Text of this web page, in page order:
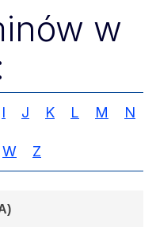
w
I J K L M N
W Z